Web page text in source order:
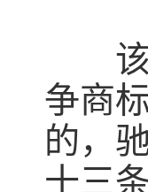
该
争商
的，
十三